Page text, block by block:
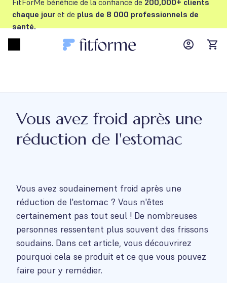
FitForMe bénéficie de la confiance de 200,000+ clients
chaque jour et de plus de 8 000 professionnels de
santé.
MyFFM
Vous avez froid après une
réduction de l'estomac
Vous avez soudainement froid après une
réduction de l'estomac ? Vous n'êtes
certainement pas tout seul ! De nombreuses
personnes ressentent plus souvent des frissons
soudains. Dans cet article, vous découvrirez
pourquoi cela se produit et ce que vous pouvez
faire pour y remédier.